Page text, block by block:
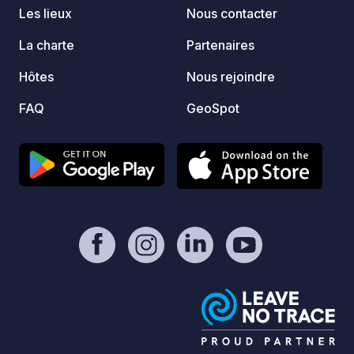
explorations de cascades, des
tyroliennes, des aventures
quad.
Les lieux
La charte
Hôtes
FAQ
Nous contacter
Partenaires
Nous rejoindre
GeoSpot